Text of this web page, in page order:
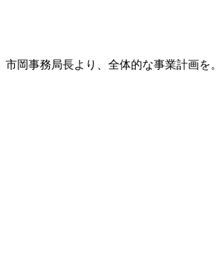
市岡事務局長より、全体的な事業計画を。